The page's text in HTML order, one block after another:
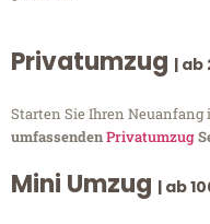
Privatumzug | ab
Starten Sie Ihren
umfassendenPrivatumzug
Mini Umzug | ab